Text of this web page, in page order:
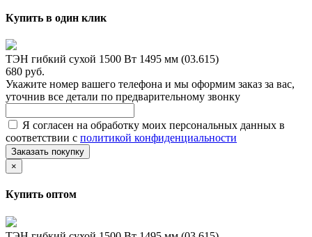
Купить в один клик
ТЭН гибкий сухой 1500 Вт 1495 мм (03.615)
680 руб.
Укажите номер вашего телефона и мы оформим заказ за вас,
уточнив все детали по предварительному звонку
Я согласен на обработку моих персональных данных в
соответствии с политикой конфиденциальности
Заказать покупку
×
Купить оптом